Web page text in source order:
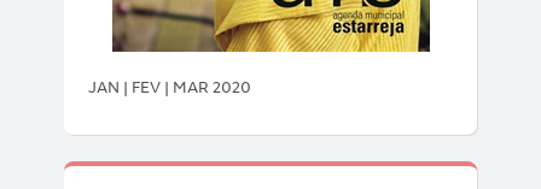
JAN | FEV | MAR 2020